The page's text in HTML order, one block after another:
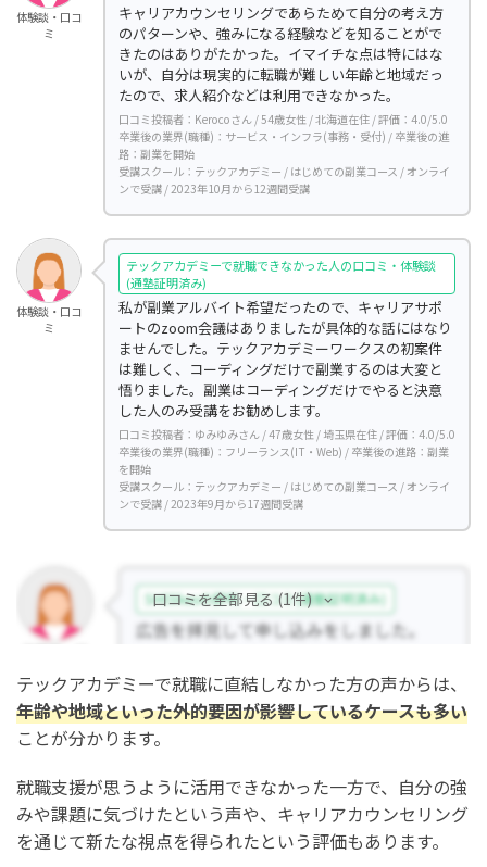
体験談・口コ
ミ
キャリアカウンセリングであらためて自分の考え方
のパターンや、強みになる経験などを知ることがで
きたのはありがたかった。イマイチな点は特にはな
いが、自分は現実的に転職が難しい年齢と地域だっ
たので、求人紹介などは利用できなかった。
口コミ投稿者：Kerocoさん / 54歳女性 / 北海道在住 / 評価：4.0/5.0
卒業後の業界(職種)：サービス・インフラ(事務・受付) / 卒業後の進
路：副業を開始
受講スクール：テックアカデミー / はじめての副業コース / オンライ
ンで受講 / 2023年10月から12週間受講
体験談・口コ
ミ
テックアカデミーで就職できなかった人の口コミ・体験談
(通塾証明済み)
私が副業アルバイト希望だったので、キャリアサポ
ートのzoom会議はありましたが具体的な話にはなり
ませんでした。テックアカデミーワークスの初案件
は難しく、コーディングだけで副業するのは大変と
悟りました。副業はコーディングだけでやると決意
した人のみ受講をお勧めします。
口コミ投稿者：ゆみゆみさん / 47歳女性 / 埼玉県在住 / 評価：4.0/5.0
卒業後の業界(職種)：フリーランス(IT・Web) / 卒業後の進路：副業
を開始
受講スクール：テックアカデミー / はじめての副業コース / オンライ
ンで受講 / 2023年9月から17週間受講
口コミを全部見る (1件)
テックアカデミーで就職に直結しなかった方の声からは、
年齢や地域といった外的要因が影響しているケースも多い
ことが分かります。
就職支援が思うように活用できなかった一方で、自分の強
みや課題に気づけたという声や、キャリアカウンセリング
を通じて新たな視点を得られたという評価もあります。